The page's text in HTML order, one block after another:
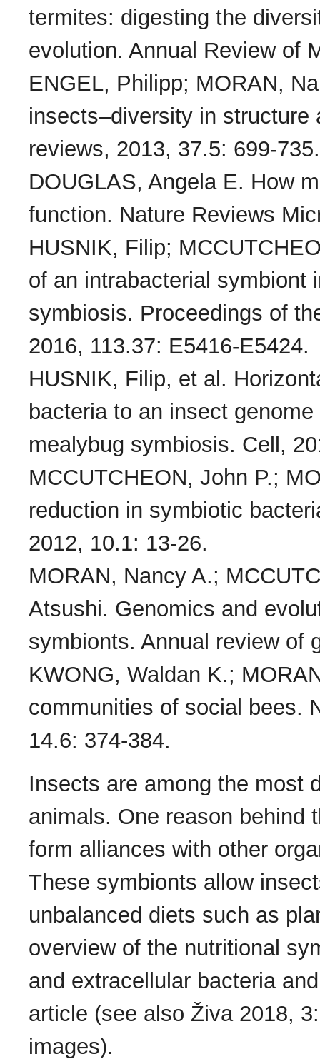
termites: digesting the
evolution. Annual Review of
ENGEL, Philipp; MORAN,
insects–diversity in
reviews, 2013, 37.5: 699-735.
DOUGLAS, Angela E. How
function. Nature Reviews
HUSNIK, Filip;
of an intrabacterial symbiont
symbiosis. Proceedings of
2016, 113.37: E5416-E5424.
HUSNIK, Filip, et al.
bacteria to an insect
mealybug symbiosis. Cell,
MCCUTCHEON, John P.;
reduction in symbiotic
2012, 10.1: 13-26.
MORAN, Nancy A.;
Atsushi. Genomics and
symbionts. Annual review of
KWONG, Waldan K.;
communities of social bees.
14.6: 374-384.
Insects are among the most
animals. One reason behind
form alliances with other
These symbionts allow
unbalanced diets such as
overview of the nutritional
and extracellu­lar bacteria
article (see also Živa 2018,
images).